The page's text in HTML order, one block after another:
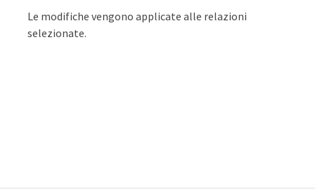
Le modifiche vengono applicate alle relazioni
selezionate.